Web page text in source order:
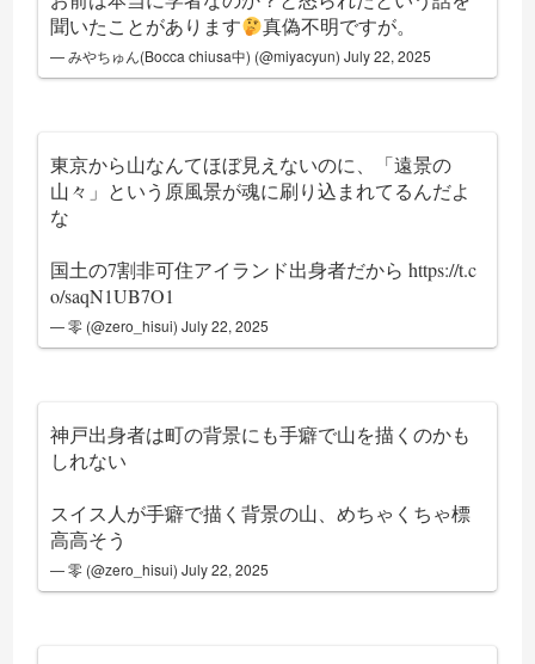
聞いたことがあります
真偽不明ですが。
— みやちゅん(Bocca chiusa中) (@miyacyun)July 22, 2025
東京から山なんてほぼ見えないのに、「遠景の
山々」という原風景が魂に刷り込まれてるんだよ
な
国土の7割非可住アイランド出身者だからhttps://t.c
o/saqN1UB7O1
— 零 (@zero_hisui)July 22, 2025
神戸出身者は町の背景にも手癖で山を描くのかも
しれない
スイス人が手癖で描く背景の山、めちゃくちゃ標
高高そう
— 零 (@zero_hisui)July 22, 2025